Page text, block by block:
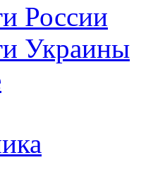
России
Украины